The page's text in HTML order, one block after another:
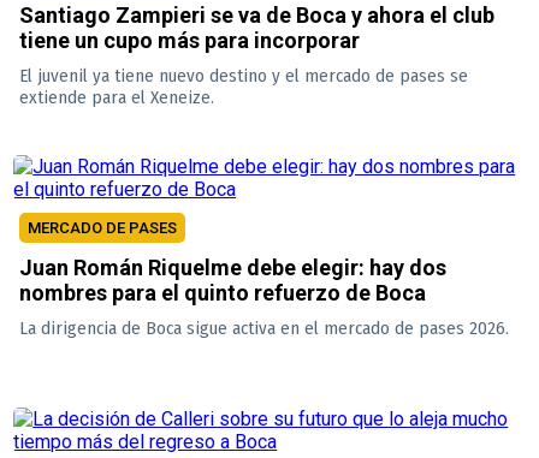
Santiago Zampieri se va de Boca y ahora el club
tiene un cupo más para incorporar
El juvenil ya tiene nuevo destino y el mercado de pases se
extiende para el Xeneize.
MERCADO DE PASES
Juan Román Riquelme debe elegir: hay dos
nombres para el quinto refuerzo de Boca
La dirigencia de Boca sigue activa en el mercado de pases 2026.